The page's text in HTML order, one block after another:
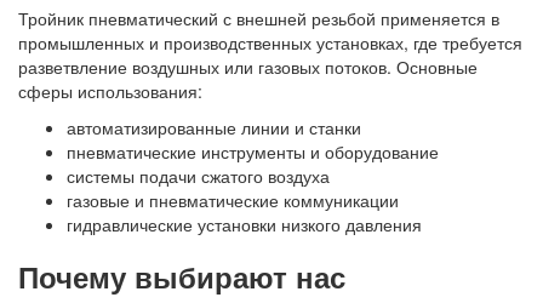
Тройник пневматический с внешней резьбой применяется в
промышленных и производственных установках, где требуется
разветвление воздушных или газовых потоков. Основные
сферы использования:
автоматизированные линии и станки
пневматические инструменты и оборудование
системы подачи сжатого воздуха
газовые и пневматические коммуникации
гидравлические установки низкого давления
Почему выбирают нас